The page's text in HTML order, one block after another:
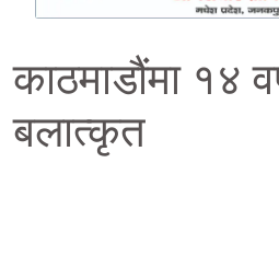
काठमाडौंमा १४
बलात्कृत